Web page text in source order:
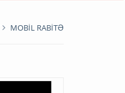
MOBİL RABİTƏ